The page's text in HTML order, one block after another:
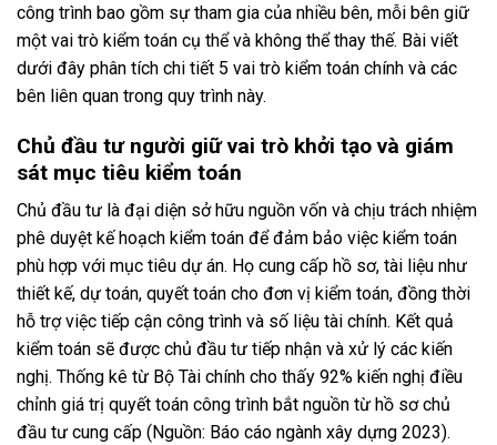
công trình bao gồm sự tham gia của nhiều bên, mỗi bên giữ
một vai trò kiểm toán cụ thể và không thể thay thế. Bài viết
dưới đây phân tích chi tiết 5 vai trò kiểm toán chính và các
bên liên quan trong quy trình này.
Chủ đầu tư người giữ vai trò khởi tạo và giám
sát mục tiêu kiểm toán
Chủ đầu tư là đại diện sở hữu nguồn vốn và chịu trách nhiệm
phê duyệt kế hoạch kiểm toán để đảm bảo việc kiểm toán
phù hợp với mục tiêu dự án. Họ cung cấp hồ sơ, tài liệu như
thiết kế, dự toán, quyết toán cho đơn vị kiểm toán, đồng thời
hỗ trợ việc tiếp cận công trình và số liệu tài chính. Kết quả
kiểm toán sẽ được chủ đầu tư tiếp nhận và xử lý các kiến
nghị. Thống kê từ Bộ Tài chính cho thấy 92% kiến nghị điều
chỉnh giá trị quyết toán công trình bắt nguồn từ hồ sơ chủ
đầu tư cung cấp (Nguồn: Báo cáo ngành xây dựng 2023).